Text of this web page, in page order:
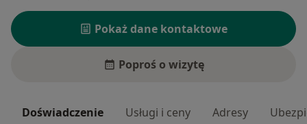
Pokaż dane kontaktowe
Poproś o wizytę
Doświadczenie Usługi i ceny Adresy